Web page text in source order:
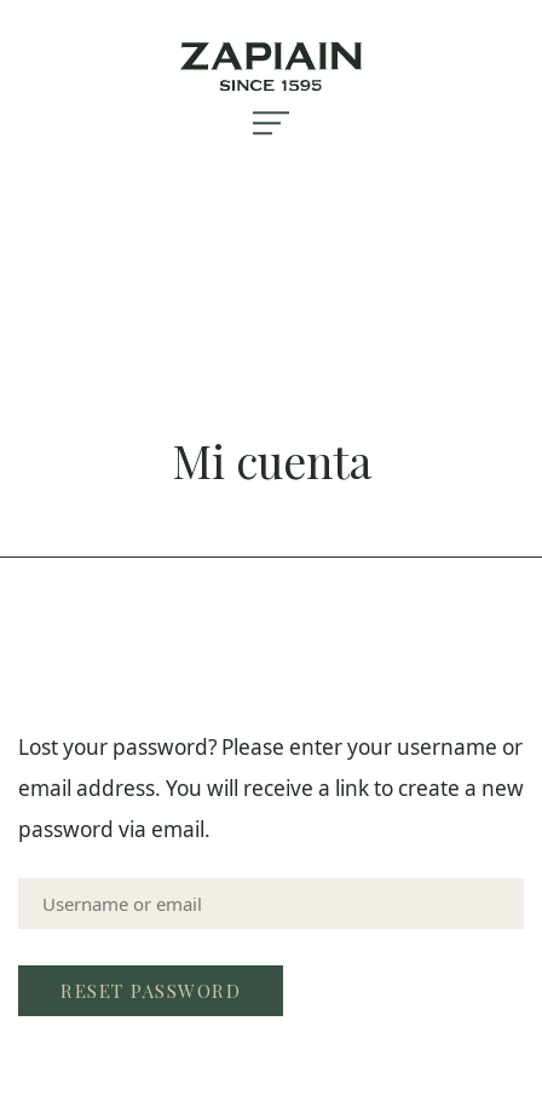
Mi cuenta
Lost your password? Please enter your username or
email address. You will receive a link to create a new
password via email.
Username
or
email